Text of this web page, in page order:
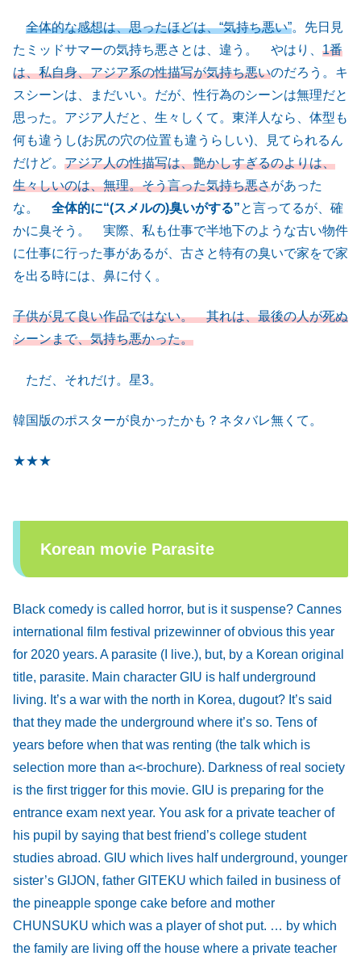
全体的な感想は、思ったほどは、“気持ち悪い”。先日見
たミッドサマーの気持ち悪さとは、違う。 やはり、 1番
は、私自身、アジア系の性描写が気持ち悪いのだろう。キ
スシーンは、まだいい。だが、性行為のシーンは無理だと
思った。アジア人だと、生々しくて。東洋人なら、体型も
何も違うし(お尻の穴の位置も違うらしい)、見てられるん
だけど。 アジア人の性描写は、艶かしすぎるのよりは、
生々しいのは、無理。そう言った気持ち悪さがあった
な。 全体的に“(スメルの)臭いがする”と言ってるが、確
かに臭そう。 実際、私も仕事で半地下のような古い物件
に仕事に行った事があるが、古さと特有の臭いで家をで家
を出る時には、鼻に付く。
子供が見て良い作品ではない。 其れは、最後の人が死ぬ
シーンまで、気持ち悪かった。
ただ、それだけ。星3。
韓国版のポスターが良かったかも？ネタバレ無くて。
★★★
Korean movie Parasite
Black comedy is called horror, but is it suspense? Cannes
international film festival prizewinner of obvious this year
for 2020 years. A parasite (I live.), but, by a Korean original
title, parasite. Main character GIU is half underground
living. It’s a war with the north in Korea, dugout? It’s said
that they made the underground where it’s so. Tens of
years before when that was renting (the talk which is
selection more than a<-brochure). Darkness of real society
is the first trigger for this movie. GIU is preparing for the
entrance exam next year. You ask for a private teacher of
his pupil by saying that best friend’s college student
studies abroad. GIU which lives half underground, younger
sister’s GIJON, father GITEKU which failed in business of
the pineapple sponge cake before and mother
CHUNSUKU which was a player of shot put. … by which
the family are living off the house where a private teacher